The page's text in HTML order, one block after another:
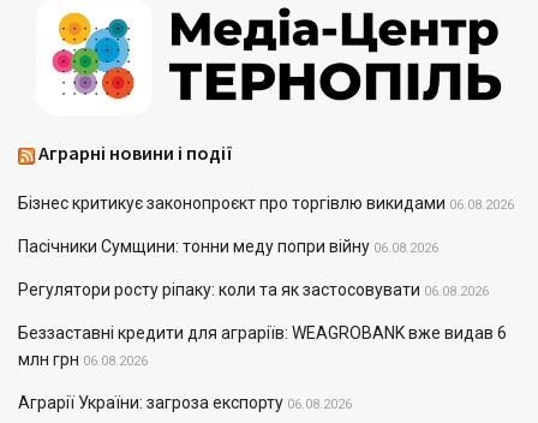
Аграрні новини і події
Бізнес критикує законопроєкт про торгівлю викидами 06.08.2026
Пасічники Сумщини: тонни меду попри війну 06.08.2026
Регулятори росту ріпаку: коли та як застосовувати 06.08.2026
Беззаставні кредити для аграріїв: WEAGROBANK вже видав 6
млн грн 06.08.2026
Аграрії України: загроза експорту 06.08.2026